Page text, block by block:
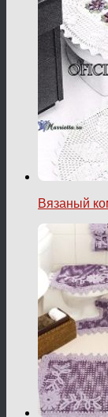
Вязаный